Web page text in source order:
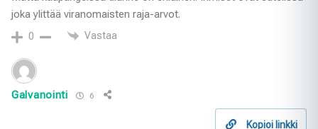
joka ylittää viranomaisten raja-arvot.
0 Vastaa
Galvanointi 6
Kopioi linkki